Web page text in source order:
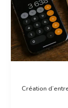
Espace client
Création